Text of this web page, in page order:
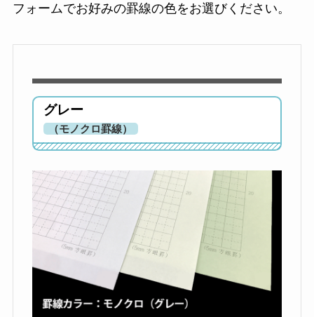
フォームでお好みの罫線の色をお選びください。
グレー
（モノクロ罫線）